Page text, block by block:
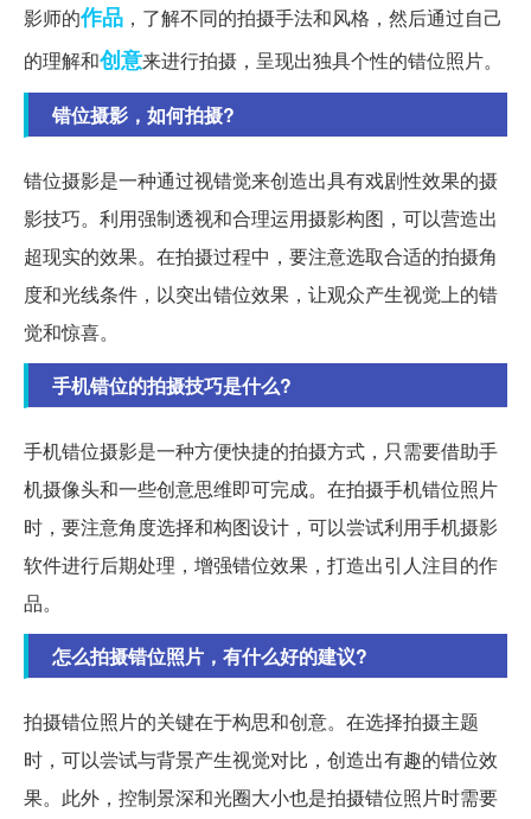
影师的作品 ，了解不同的拍摄手法和风格，然后通过自己
的理解和创意来进行拍摄，呈现出独具个性的错位照片。
错位摄影，如何拍摄?
错位摄影是一种通过视错觉来创造出具有戏剧性效果的摄
影技巧。利用强制透视和合理运用摄影构图，可以营造出
超现实的效果。在拍摄过程中，要注意选取合适的拍摄角
度和光线条件，以突出错位效果，让观众产生视觉上的错
觉和惊喜。
手机错位的拍摄技巧是什么?
手机错位摄影是一种方便快捷的拍摄方式，只需要借助手
机摄像头和一些创意思维即可完成。在拍摄手机错位照片
时，要注意角度选择和构图设计，可以尝试利用手机摄影
软件进行后期处理，增强错位效果，打造出引人注目的作
品。
怎么拍摄错位照片，有什么好的建议?
拍摄错位照片的关键在于构思和创意。在选择拍摄主题
时，可以尝试与背景产生视觉对比，创造出有趣的错位效
果。此外，控制景深和光圈大小也是拍摄错位照片时需要